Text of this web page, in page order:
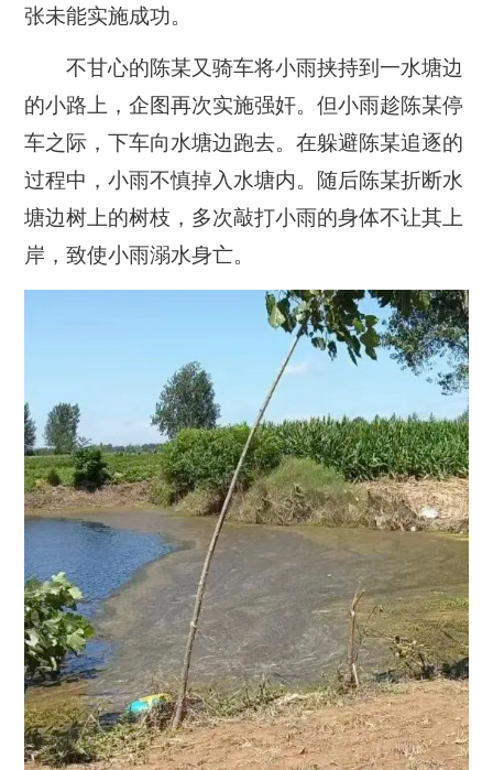
张未能实施成功。
不甘心的陈某又骑车将小雨挟持到一水塘边
的小路上，企图再次实施强奸。但小雨趁陈某停
车之际，下车向水塘边跑去。在躲避陈某追逐的
过程中，小雨不慎掉入水塘内。随后陈某折断水
塘边树上的树枝，多次敲打小雨的身体不让其上
岸，致使小雨溺水身亡。